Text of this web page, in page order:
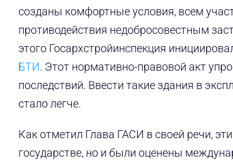
созданы комфортные условия, всем
противодействия недобросовестным
этого Госархстройинспекция
БТИ. Этот нормативно-правовой акт
последствий. Ввести такие здания в
стало легче.
Как отметил Глава ГАСИ в своей речи,
государстве, но и были оценены